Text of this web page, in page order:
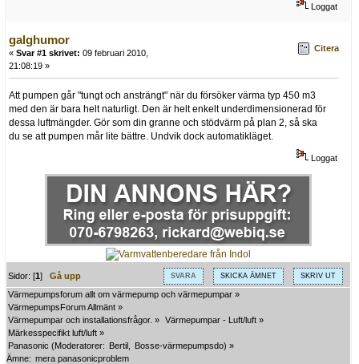
Loggat
galghumor
« Svar #1 skrivet: 09 februari 2010,
21:08:19 »
Citera
Att pumpen går "tungt och ansträngt" när du försöker värma typ 450 m3
med den är bara helt naturligt. Den är helt enkelt underdimensionerad för
dessa luftmängder. Gör som din granne och stödvärm på plan 2, så ska
du se att pumpen mår lite bättre. Undvik dock automatikläget.
Loggat
SVARA SKICKA ÄMNET SKRIV UT
Sidor: [1]Gå upp
Värmepumpsforum allt om värmepump och värmepumpar »
VärmepumpsForum Allmänt »
Värmepumpar och installationsfrågor. » Värmepumpar - Luft/luft »
Märkesspecifikt luft/luft »
Panasonic (Moderatorer: Bertil , Bosse-värmepumpsdo) »
Ämne: mera panasonicproblem